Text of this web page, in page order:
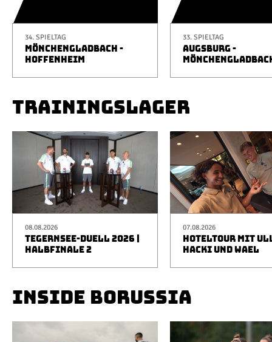
34. SPIELTAG
MÖNCHENGLADBACH -
HOFFENHEIM
33. SPIELTAG
AUGSBURG -
TRAININGSLAGER
08.08.2026
TEGERNSEE-DUELL 2026 |
HALBFINALE 2
07.08.2026
HOTELTOUR MIT
HACKI UND WAEL
INSIDE BORUSSIA